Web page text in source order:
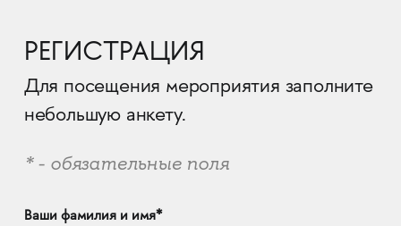
РЕГИСТРАЦИЯ
Для посещения мероприятия заполните
небольшую анкету.
* - обязательные поля
Ваши фамилия и имя*